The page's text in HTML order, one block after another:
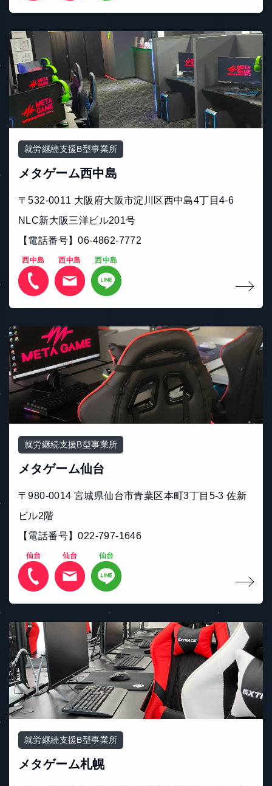
就労継続支援B型事業所
メタゲーム西中島
〒532-0011 大阪府大阪市淀川区西中島4丁目4-6
NLC新大阪三洋ビル201号
【電話番号】06-4862-7772
西中島 西中島 西中島
就労継続支援B型事業所
メタゲーム仙台
〒980-0014 宮城県仙台市青葉区本町3丁目5-3 佐新
ビル2階
【電話番号】022-797-1646
仙台 仙台 仙台
就労継続支援B型事業所
メタゲーム札幌